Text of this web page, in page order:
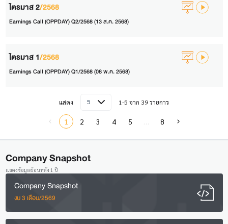
ไตรมาส 2/2568
Earnings Call (OPPDAY) Q2/2568 (13 ส.ค. 2568)
ไตรมาส 1/2568
Earnings Call (OPPDAY) Q1/2568 (08 พ.ค. 2568)
แสดง 5 1-5 จาก 39 รายการ
1 2 3 4 5 8
Company Snapshot
แสดงข้อมูลย้อนหลัง 1 ปี
Company Snapshot
งบ 3 เดือน/2569